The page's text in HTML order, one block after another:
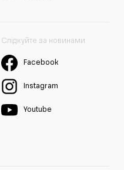
Слідкуйте за новинами
Facebook
Instagram
Youtube